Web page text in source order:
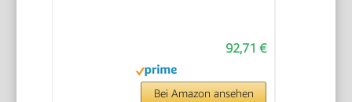
Motorrädern & Co.
Flächenleistung 25
m²/h. Mit Pistole, 6 m
92,71 €
Bei Amazon ansehen